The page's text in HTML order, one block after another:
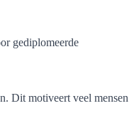
gediplomeerde
Dit motiveert veel mensen